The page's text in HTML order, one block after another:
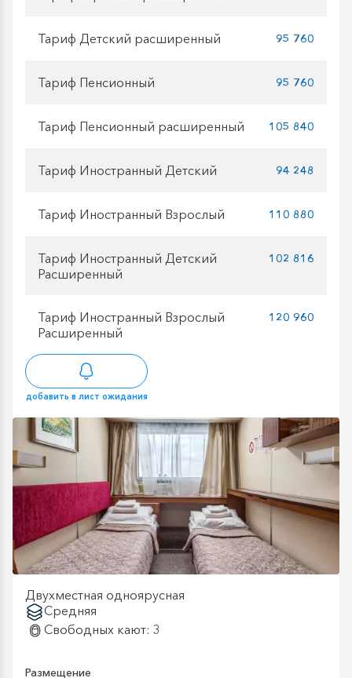
Тариф Детский расширенный 95 760
Тариф Пенсионный 95 760
Тариф Пенсионный расширенный 105 840
Тариф Иностранный Детский 94 248
Тариф Иностранный Взрослый 110 880
Тариф Иностранный Детский
Расширенный
102 816
Тариф Иностранный Взрослый
Расширенный
120 960
добавить в лист ожидания
Двухместная одноярусная
Средняя
Свободных кают: 3
Размещение